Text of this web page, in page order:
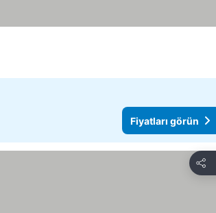
Fiyatları görün